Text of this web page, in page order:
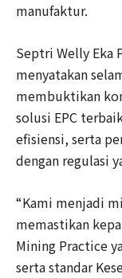
manufaktur.
Septri Welly Eka
menyatakan
membuktikan
solusi EPC
efisiensi, serta
dengan regulasi
“Kami menjadi
memastikan
Mining Practice
serta standar